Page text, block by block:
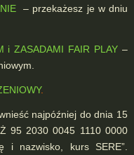
– przekażesz je w dniu
i ZASADAMI FAIR PLAY –
.
najpóźniej do dnia 15
95 2030 0045 1110 0000
i nazwisko, kurs SERE”.